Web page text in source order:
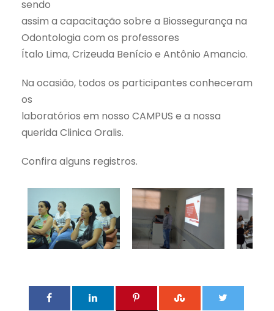
sendo
assim a capacitação sobre a Biossegurança na
Odontologia com os professores
Ítalo Lima, Crizeuda Benício e Antônio Amancio.
Na ocasião, todos os participantes conheceram
os
laboratórios em nosso CAMPUS e a nossa
querida Clinica Oralis.
Confira alguns registros.